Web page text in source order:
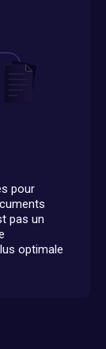
pour
pas un
optimale